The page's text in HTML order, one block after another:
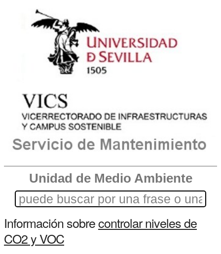
Unidad de Medio Ambiente
Información sobrecontrolar niveles de
CO2 y VOC